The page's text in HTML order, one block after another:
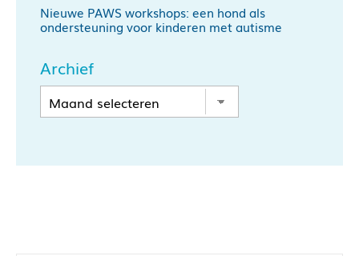
Nieuwe PAWS workshops: een hond als
ondersteuning voor kinderen met autisme
Archief